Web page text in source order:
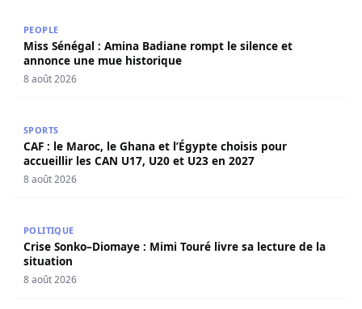
PEOPLE
Miss Sénégal : Amina Badiane rompt le silence et
annonce une mue historique
8 août 2026
SPORTS
CAF : le Maroc, le Ghana et l’Égypte choisis pour
accueillir les CAN U17, U20 et U23 en 2027
8 août 2026
POLITIQUE
Crise Sonko–Diomaye : Mimi Touré livre sa lecture de la
situation
8 août 2026